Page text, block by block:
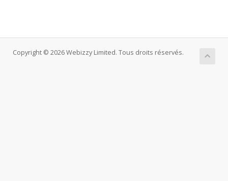
Copyright © 2026 Webizzy Limited. Tous droits réservés.